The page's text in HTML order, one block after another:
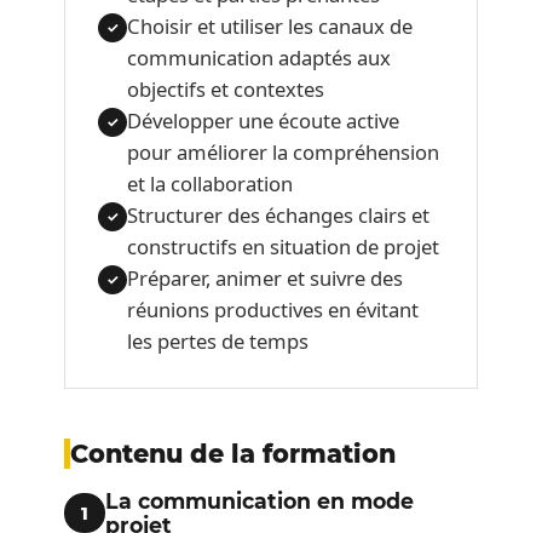
✓ Choisir et utiliser les canaux de
communication adaptés aux
objectifs et contextes
✓ Développer une écoute active
pour améliorer la compréhension
et la collaboration
✓ Structurer des échanges clairs et
constructifs en situation de projet
✓ Préparer, animer et suivre des
réunions productives en évitant
les pertes de temps
Contenu de la formation
1
La communication en mode
projet